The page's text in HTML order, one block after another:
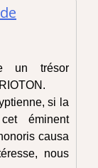
un trésor
si la
éminent
causa
nous